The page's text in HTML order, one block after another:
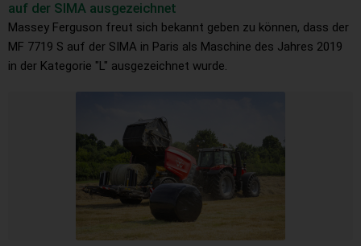
auf der SIMA ausgezeichnet
Massey Ferguson freut sich bekannt geben zu können, dass der
MF 7719 S auf der SIMA in Paris als Maschine des Jahres 2019
in der Kategorie "L" ausgezeichnet wurde.